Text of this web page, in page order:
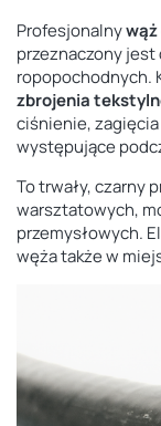
Profesjonalnywąż
przeznaczony jest
ropopochodnych.
zbrojenia
ciśnienie,
występujące
To trwały, czarny
warsztatowych,
przemysłowych.
węża także w